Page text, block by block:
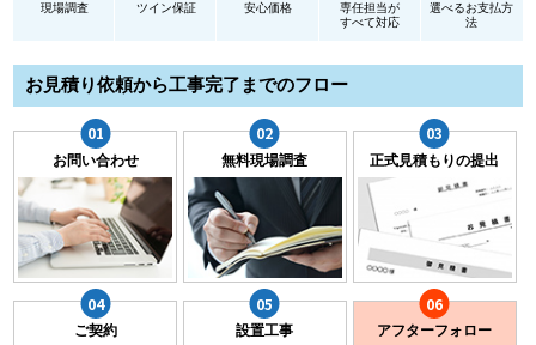
現場調査
ツイン保証
安心価格
専任担当が
すべて対応
選べるお支払方
法
お見積り依頼から工事完了までのフロー
お問い合わせ 無料現場調査 正式見積もりの提出
ご契約 設置工事 アフターフォロー